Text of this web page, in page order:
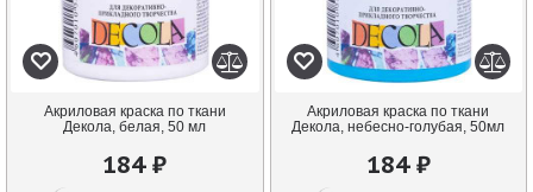
Акриловая краска по ткани
Декола, белая, 50 мл
184 ₽
Акриловая краска по ткани
Декола, небесно-голубая, 50мл
184 ₽